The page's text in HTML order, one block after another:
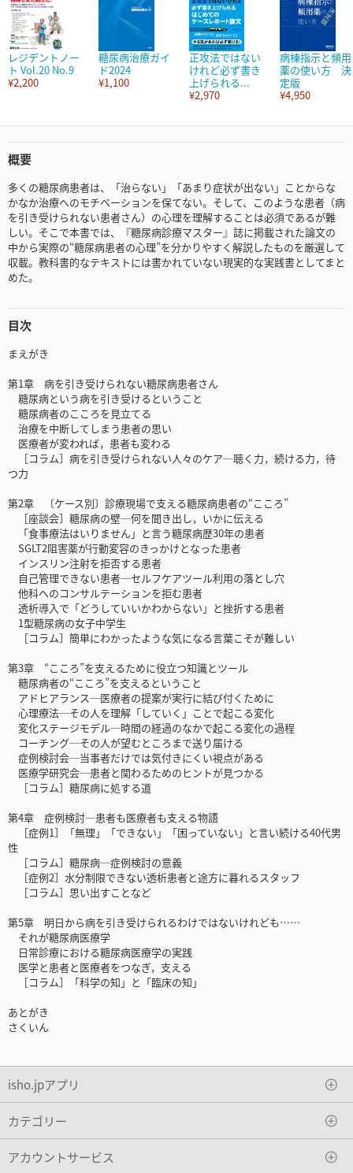
レジデントノー
ト Vol.20 No.9
¥2,200
糖尿病治療ガイ
ド2024
¥1,100
正攻法ではない
けれど必ず書き
上げられる...
¥2,970
病棟指示と頻用
薬の使い方 決
定版
¥4,950
概要
多くの糖尿病患者は、「治らない」「あまり症状が出ない」ことからな
かなか治療へのモチベーションを保てない。そして、このような患者（病
を引き受けられない患者さん）の心理を理解することは必須であるが難
しい。そこで本書では、『糖尿病診療マスター』誌に掲載された論文の
中から実際の“糖尿病患者の心理”を分かりやすく解説したものを厳選して
収載。教科書的なテキストには書かれていない現実的な実践書としてまと
めた。
目次
まえがき
第1章 病を引き受けられない糖尿病患者さん
糖尿病という病を引き受けるということ
糖尿病者のこころを見立てる
治療を中断してしまう患者の思い
医療者が変われば，患者も変わる
［コラム］病を引き受けられない人々のケア─聴く力，続ける力，待
つ力
第2章 〔ケース別〕診療現場で支える糖尿病患者の“こころ”
［座談会］糖尿病の壁─何を聞き出し，いかに伝える
「食事療法はいりません」と言う糖尿病歴30年の患者
SGLT2阻害薬が行動変容のきっかけとなった患者
インスリン注射を拒否する患者
自己管理できない患者─セルフケアツール利用の落とし穴
他科へのコンサルテーションを拒む患者
透析導入で「どうしていいかわからない」と挫折する患者
1型糖尿病の女子中学生
［コラム］簡単にわかったような気になる言葉こそが難しい
第3章 “こころ”を支えるために役立つ知識とツール
糖尿病者の“こころ”を支えるということ
アドヒアランス─医療者の提案が実行に結び付くために
心理療法─その人を理解「していく」ことで起こる変化
変化ステージモデル─時間の経過のなかで起こる変化の過程
コーチング─その人が望むところまで送り届ける
症例検討会─当事者だけでは気付きにくい視点がある
医療学研究会─患者と関わるためのヒントが見つかる
［コラム］糖尿病に処する道
第4章 症例検討―患者も医療者も支える物語
［症例1］「無理」「できない」「困っていない」と言い続ける40代男
性
［コラム］糖尿病─症例検討の意義
［症例2］水分制限できない透析患者と途方に暮れるスタッフ
［コラム］思い出すことなど
第5章 明日から病を引き受けられるわけではないけれども……
それが糖尿病医療学
日常診療における糖尿病医療学の実践
医学と患者と医療者をつなぎ，支える
［コラム］「科学の知」と「臨床の知」
あとがき
さくいん
isho.jpアプリ
カテゴリー
アカウントサービス